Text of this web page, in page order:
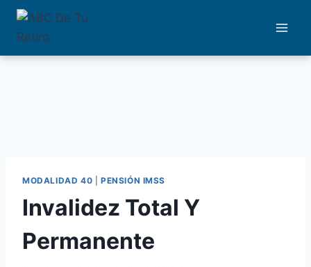
Saltar
MODALIDAD 40 PENSIÓN IMSS
Invalidez Total Y
Permanente